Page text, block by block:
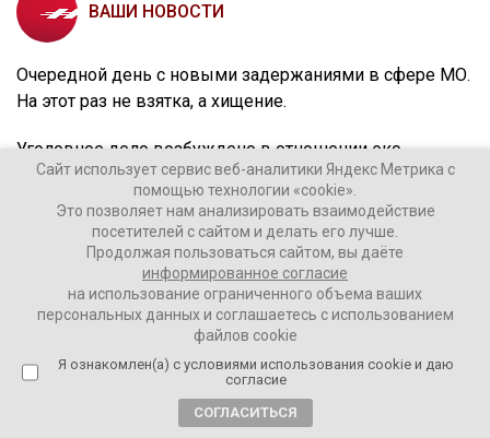
ВАШИ НОВОСТИ
Очередной день с новыми задержаниями в сфере МО.
На этот раз не взятка, а хищение.
Уголовное дело возбуждено в отношении экс-
начальника управления проблемных активов АО
«Главное управление обустройства войск» Николая
Грачева, бывшего конкурсного управляющего ОАО
«Строительное управление Московского региона»,
принадлежащего МО РФ, Алексея Асташкина и некого
гражданина Евгения Попова.
Речь идет о мошенничестве. Через подложные торги
был похищен имущественный комплекс в Балашихе.
В комплекс входит 15 объектов недвижимости на
общую сумму более 244 млн рублей. Произошло все в
Сайт использует сервис веб-аналитики Яндекс Метрика с
помощью технологии «cookie».
Это позволяет нам анализировать взаимодействие
посетителей с сайтом и делать его лучше.
Продолжая пользоваться сайтом, вы даёте
информированное согласие
на использование ограниченного объема ваших
персональных данных и соглашаетесь с использованием
файлов cookie
Я ознакомлен(а) с условиями использования cookie и даю
согласие
СОГЛАСИТЬСЯ